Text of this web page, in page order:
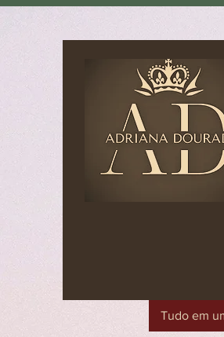
Tudo em